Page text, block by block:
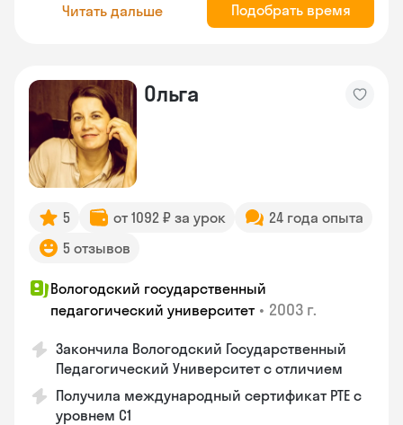
Читать дальше Подобрать время
Ольга
5 от 1092 ₽ за урок
24 года опыта
5 отзывов
Вологодский государственный
педагогический университет • 2003 г.
Закончила Вологодский Государственный
Педагогический Университет с отличием
Получила международный сертификат PTE с
уровнем C1